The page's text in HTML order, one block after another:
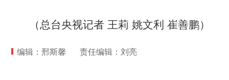
（总台央视记者 王莉 姚文利 崔善鹏）
编辑：邢斯馨 责任编辑：刘亮